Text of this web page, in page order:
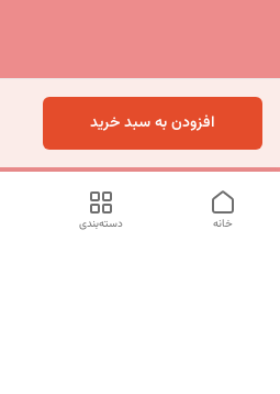
افزودن به سبد خرید
دسته‌بندی خانه